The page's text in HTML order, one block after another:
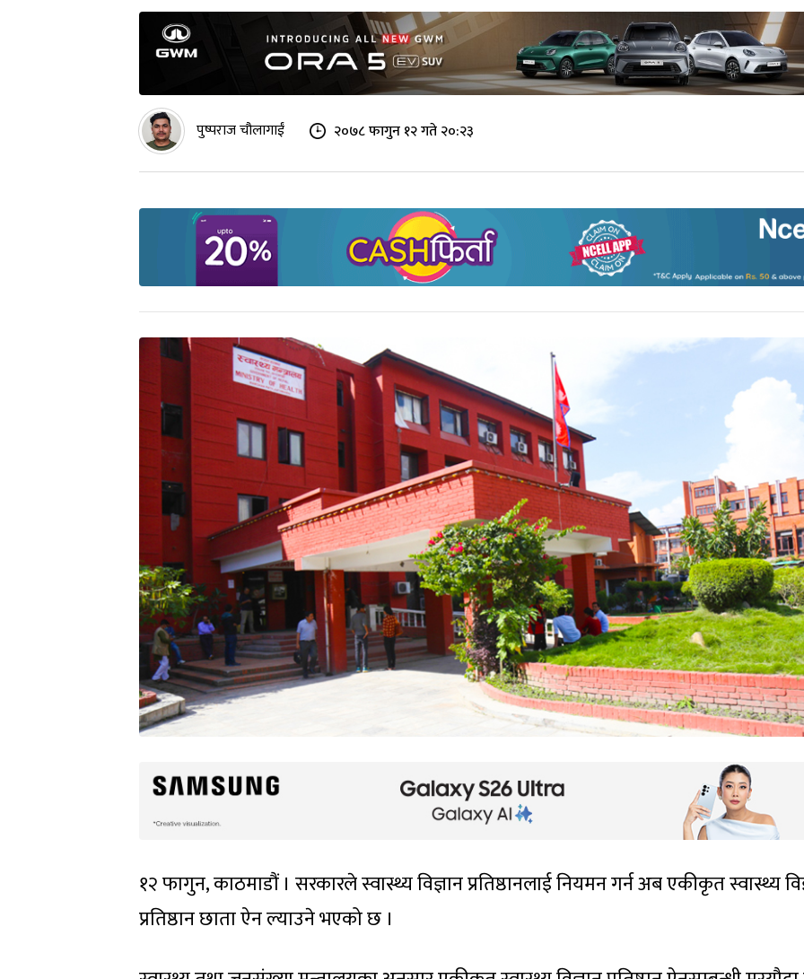
पुष्पराज चौलागाईं २०७८ फागुन १२ गते २०:२३
१२ फागुन, काठमाडौं । सरकारले स्वास्थ्य विज्ञान प्रतिष्ठानलाई नियमन गर्न अब एकीकृत स्वास्थ्य
प्रतिष्ठान छाता ऐन ल्याउने भएको छ ।